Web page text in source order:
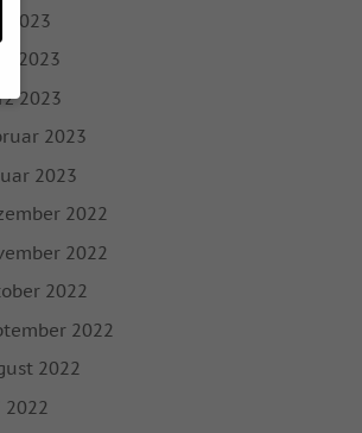
2023
2023
2023
2023
2023
2022
2022
2022
2022
2022
2022